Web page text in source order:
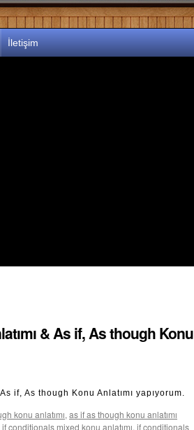
İletişim
& As if, As though Konu
if, As though Konu Anlatımı yapıyorum.
konu anlatımı, as if as though konu anlatımı
if conditionals mixed konu anlatımı, if conditionals